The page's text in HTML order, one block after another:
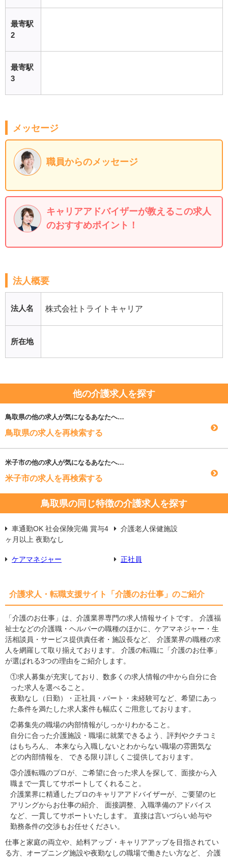
最寄駅
2
最寄駅
3
メッセージ
職員からのメッセージ
キャリアアドバイザーが教えるこの求人
のおすすめポイント！
法人概要
法人名 株式会社トライトキャリア
所在地
他の介護求人を探す
鳥取県の他の求人が気になるあなたへ…
鳥取県の求人を再検索する
米子市の他の求人が気になるあなたへ…
米子市の求人を再検索する
鳥取県の同じ特徴の介護求人を探す
車通勤OK 社会保険完備 賞与4
ヶ月以上 夜勤なし
介護老人保健施設
ケアマネジャー 正社員
介護求人・転職支援サイト「介護のお仕事」のご紹介
「介護のお仕事」は、介護業界専門の求人情報サイトです。 介護福
祉士などの介護職・ヘルパーの職種のほかに、ケアマネジャー・生
活相談員・サービス提供責任者・施設長など、 介護業界の職種の求
人を網羅して取り揃えております。 介護の転職に「介護のお仕事」
が選ばれる3つの理由をご紹介します。
①求人募集が充実しており、数多くの求人情報の中から自分に合
った求人を選べること。
夜勤なし（日勤）・正社員・パート・未経験可など、希望にあっ
た条件を満たした求人案件も幅広くご用意しております。
②募集先の職場の内部情報がしっかりわかること。
自分に合った介護施設・職場に就業できるよう、評判やクチコミ
はもちろん、 本来なら入職しないとわからない職場の雰囲気な
どの内部情報を、 できる限り詳しくご提供しております。
③介護転職のプロが、ご希望に合った求人を探して、面接から入
職まで一貫してサポートしてくれること。
介護業界に精通したプロのキャリアアドバイザーが、ご要望のヒ
アリングからお仕事の紹介、 面接調整、入職準備のアドバイス
など、一貫してサポートいたします。 直接は言いづらい給与や
勤務条件の交渉もお任せください。
仕事と家庭の両立や、給料アップ・キャリアアップを目指されてい
る方、オープニング施設や夜勤なしの職場で働きたい方など、 介護